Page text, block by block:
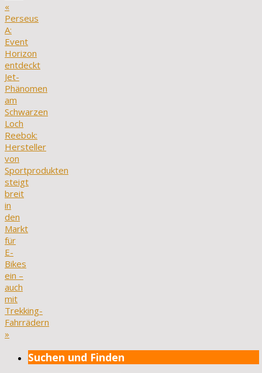
«
Perseus
A:
Event
Horizon
entdeckt
Jet-
Phänomen
am
Schwarzen
Loch
Reebok:
Hersteller
von
Sportprodukten
steigt
breit
in
den
Markt
für
E-
Bikes
ein –
auch
mit
Trekking-
Fahrrädern
»
Suchen und Finden